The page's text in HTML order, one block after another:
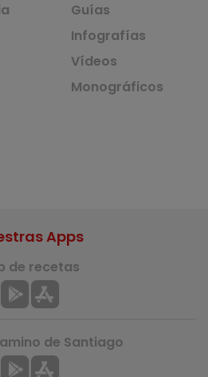
Guías
Infografías
Vídeos
Monográficos
Apps
de recetas
de Santiago